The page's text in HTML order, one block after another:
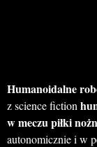
Humanoidalne
z science fiction
w meczu piłki
autonomicznie i w